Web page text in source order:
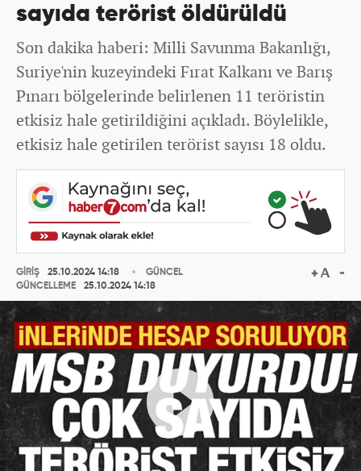
sayıda terörist öldürüldü
Son dakika haberi: Milli Savunma Bakanlığı,
Suriye'nin kuzeyindeki Fırat Kalkanı ve Barış
Pınarı bölgelerinde belirlenen 11 teröristin
etkisiz hale getirildiğini açıkladı. Böylelikle,
etkisiz hale getirilen terörist sayısı 18 oldu.
GİRİŞ
25.10.2024 14:18
GÜNCELLEME
25.10.2024 14:18
GÜNCEL